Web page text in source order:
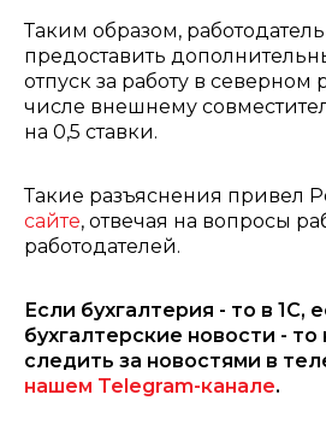
Таким образом,
предоставить
отпуск за работу в северном
числе внешнему
на 0,5 ставки.
Такие разъяснения привел
сайте, отвечая на вопросы
работодателей.
Если бухгалтерия - то в 1С,
бухгалтерские новости - то
следить за новостями в
нашем Telegram-канале.